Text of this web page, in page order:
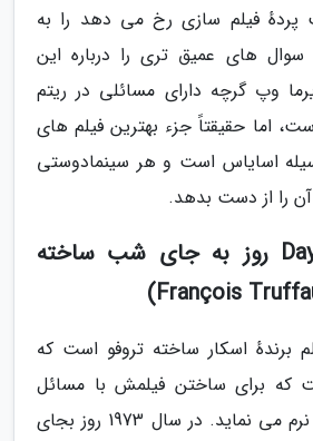
فیلم سازی رخ می دهد را به
های عمیق تری را درباره این
وپ گرچه دارای مسائلی در ریتم
اما حقیقتاً جزء بهترین فیلم های
اسایاس است و هر سینمادوستی
را از دست بدهد.
9- Day For Night روز به جای شب ساخته
برندهٔ اسکار ساخته تروفو است که
که برای ساختن فیلمش با مسائل
زیادی دست و پنجه نرم می نماید. در سال 1973 روز بجای